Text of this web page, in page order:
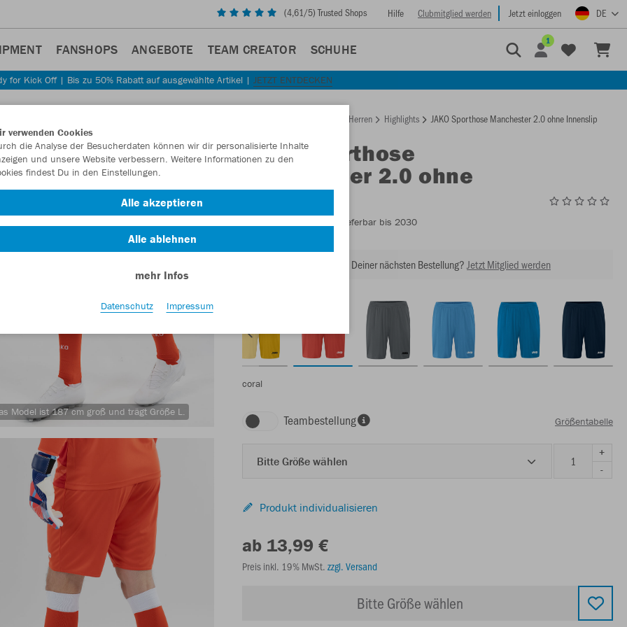
(4,61/5) Trusted Shops Hilfe Clubmitglied werden Jetzt einloggen DE
FANSHOPS ANGEBOTE TEAM CREATOR SCHUHE
1
for Kick Off | Bis zu 50% Rabatt auf ausgewählte Artikel | JETZT ENTDECKEN
Model ist 187 cm groß und trägt Größe L.
Herren Highlights JAKO Sporthose Manchester 2.0 ohne Innenslip
JAKOSporthose
Manchester 2.0 ohne
Innenslip
- Lieferbar bis 2030
Lust auf 30% Rabatt bei Deiner nächsten Bestellung? Jetzt Mitglied werden
coral
Teambestellung Größentabelle
Bitte Größe wählen
+
-
Produkt individualisieren
ab 13,99 €
Preis inkl. 19% MwSt. zzgl. Versand
Bitte Größe wählen
verwenden Cookies
die Analyse der Besucherdaten können wir dir personalisierte Inhalte
und unsere Website verbessern. Weitere Informationen zu den
findest Du in den Einstellungen.
Alle akzeptieren
Alle ablehnen
mehr Infos
Datenschutz Impressum